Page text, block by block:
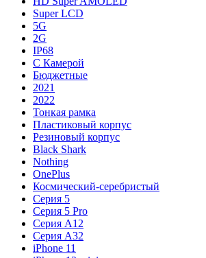
Super LCD
5G
2G
IP68
С Камерой
Бюджетные
2021
2022
Тонкая рамка
Пластиковый корпус
Резиновый корпус
Black Shark
Nothing
OnePlus
Космический-серебристый
Серия 5
Серия 5 Pro
Серия A12
Серия A32
iPhone 11